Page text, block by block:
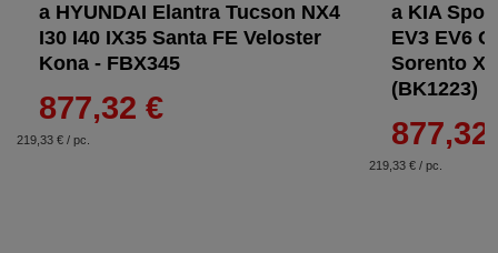
a HYUNDAI Elantra Tucson NX4
I30 I40 IX35 Santa FE Veloster
Kona - FBX345
877,32 €
219,33 € / pc.
a KIA
EV3 EV6
Sorento
(BK1223)
877,32
219,33 € / pc.